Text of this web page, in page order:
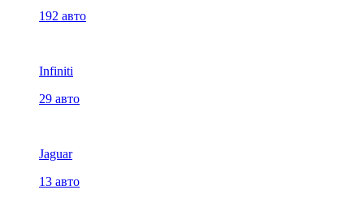
192 авто
Infiniti
29 авто
Jaguar
13 авто